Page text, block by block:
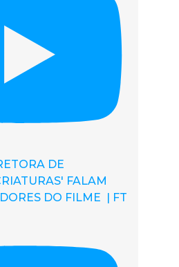
DE
FALAM
DO FILME | FT